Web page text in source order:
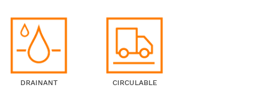
DRAINANT CIRCULABLE